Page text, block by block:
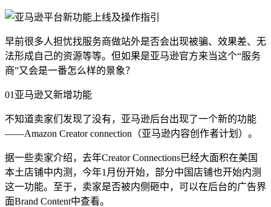
早前很多人担忧找服务商做站外是否会出现被骗、效果差、无
法形成自己的资源等等。但如果是亚马逊官方来当这个“服务
商”又会是一番怎么样的景象？
01亚马逊又新增功能
不知道卖家们发现了没有，亚马逊后台出现了一个新的功能
——Amazon Creator connection（亚马逊内容创作者计划）。
据一些卖家介绍，去年Creator Connections已经大面积在美国
本土店铺中内测，今年1月份开始，部分中国店铺也开始内测
这一功能。至于，卖家是否被内侧砸中，可以在后台的广告界
面Brand Content中查看。